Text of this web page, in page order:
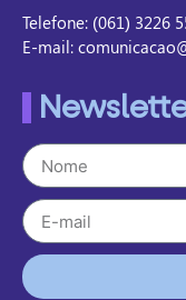
Telefone: (061) 3226
E-mail: